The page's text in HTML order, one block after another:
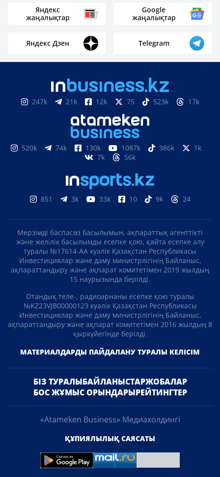
Яндекс
жаңалықтар
Google
жаңалықтар
Яндекс Дзен Telegram
247k 21k 12k 75 523k 17k
520k 74k 130k 1087k 386k
1k
7k
56k
851 3k 33k 10 9k 24
Мерзімді баспасөз басылымын, ақпараттық агенттікті
және желілік басылымды есепке қою, қайта есепке алу
туралы №17614-АА куәлік Қазақстан Республикасы
Инвестициялар және даму министрлігінің Байланыс,
ақпараттандыру және ақпарат комитетімен 2019 жылдың
15 наурызында берілді.
Отандық теле-, радиоарнаны есепке қою туралы
№KZ23VJB00000123 куәлік Қазақстан Республикасы
Инвестициялар және даму министрлігінің Байланыс,
ақпараттандыру және ақпарат комитетімен 2016 жылдың 8
қыркүйегінде берілді.
МАТЕРИАЛДАРДЫ ПАЙДАЛАНУ ТУРАЛЫ КЕЛІСІМ
БІЗ ТУРАЛЫБАЙЛАНЫСТАРЖОБАЛАР
БОС ЖҰМЫС ОРЫНДАРЫРЕЙТИНГТЕР
«Atameken Business» Медиахолдингі
ҚҰПИЯЛЫЛЫҚ САЯСАТЫ